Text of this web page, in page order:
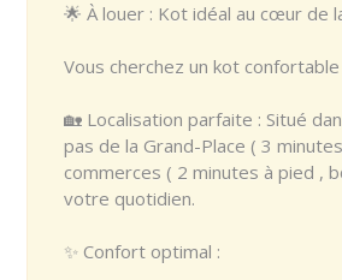
🌟 À louer : Kot idéal au cœur de
Vous cherchez un kot
🏡 Localisation parfaite : Situé
pas de la Grand-Place ( 3
commerces ( 2 minutes à pied ,
votre quotidien.
✨ Confort optimal :